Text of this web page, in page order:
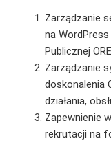
Zarządzanie
na
Publicznej
Zarządzanie
doskonalenia
działania,
Zapewnienie
rekrutacji na